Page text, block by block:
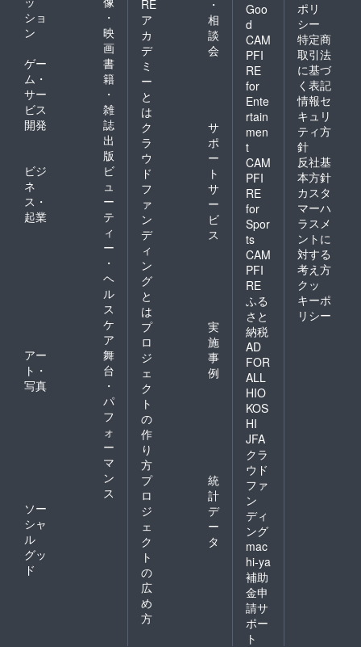
ショ
ン
・
映
画
ゲー
ム・
サー
ビス
開発
書
籍
・
雑
誌
出
版
ビジ
ネ
ス・
起業
ビ
ュ
ー
テ
ィ
ー
・
ヘ
ル
ス
ケ
ア
アー
ト・
写真
舞
台
・
パ
フ
ォ
ー
マ
ン
ス
ソー
シャ
ル
グッ
ド
RE
ア
カ
デ
ミ
ー
と
は
・
相
談
会
ク
ラ
ウ
ド
フ
ァ
ン
デ
ィ
ン
グ
と
は
サ
ポ
ー
ト
サ
ー
ビ
ス
プ
ロ
ジ
ェ
ク
ト
の
作
り
方
実
施
事
例
プ
ロ
ジ
ェ
ク
ト
の
広
め
方
統
計
デ
ー
タ
Goo
d
CAM
PFI
RE
for
Ente
rtain
men
t
CAM
PFI
RE
for
Spor
ts
CAM
PFI
RE
ふる
さと
納税
AD
FOR
ALL
HIO
KOS
HI
JFA
クラ
ウド
ファ
ン
ディ
ング
mac
hi-ya
補助
金申
請サ
ポー
ト
ポリ
シー
特定商
取引法
に基づ
く表記
情報セ
キュリ
ティ方
針
反社基
本方針
カスタ
マーハ
ラスメ
ントに
対する
考え方
クッ
キーポ
リシー